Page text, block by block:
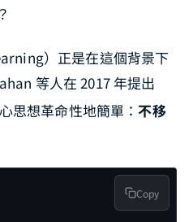
？
）正是在這個背景下
等人在 2017 年提出
思想革命性地簡單：不移
Copy